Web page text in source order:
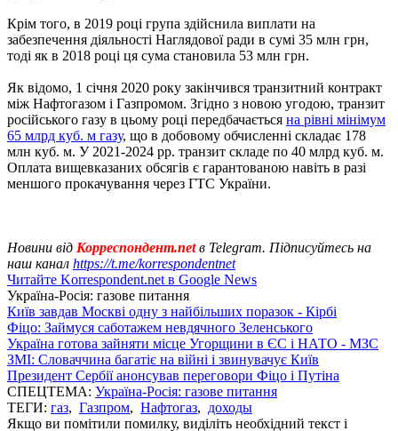
Крім того, в 2019 році група здійснила виплати на
забезпечення діяльності Наглядової ради в сумі 35 млн грн,
тоді як в 2018 році ця сума становила 53 млн грн.
Як відомо, 1 січня 2020 року закінчився транзитний контракт
між Нафтогазом і Газпромом. Згідно з новою угодою, транзит
російського газу в цьому році передбачається на рівні мінімум
65 млрд куб. м газу, що в добовому обчисленні складає 178
млн куб. м. У 2021-2024 рр. транзит складе по 40 млрд куб. м.
Оплата вищевказаних обсягів є гарантованою навіть в разі
меншого прокачування через ГТС України.
Новини від Корреспондент.netв Telegram. Підписуйтесь на
наш канал https://t.me/korrespondentnet
Читайте Korrespondent.net в Google News
Україна-Росія: газове питання
Київ завдав Москві одну з найбільших поразок - Кірбі
Фіцо: Займуся саботажем невдячного Зеленського
Україна готова зайняти місце Угорщини в ЄС і НАТО - МЗС
ЗМІ: Словаччина багатіє на війні і звинувачує Київ
Президент Сербії анонсував переговори Фіцо і Путіна
СПЕЦТЕМА: Україна-Росія: газове питання
ТЕГИ: газ, Газпром, Нафтогаз, доходы
Якщо ви помітили помилку, виділіть необхідний текст і